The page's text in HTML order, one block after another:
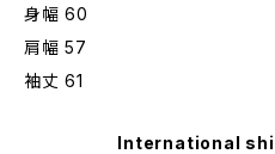
身幅 60
肩幅 57
袖丈 61
International